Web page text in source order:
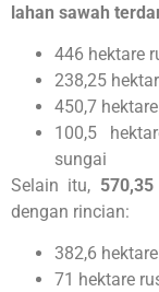
lahan sawah
446 hektare
238,25
450,7
100,5
sungai
Selain itu,
dengan rincian:
382,6
71 hektare